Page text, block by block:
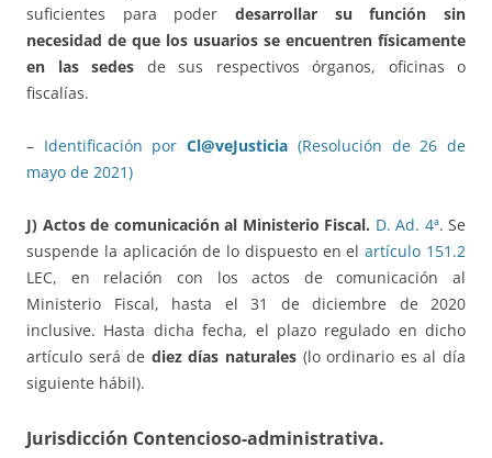
suficientes para poder desarrollar su función
sin
necesidad de que los usuarios se encuentren físicamente
en las sedes de sus respectivos órganos, oficinas o
fiscalías.
– Identificación porCl@veJusticia (Resolución de 26 de
mayo de 2021)
J) Actos de comunicación al Ministerio Fiscal. D. Ad. 4ª. Se
suspende la aplicación de lo dispuesto en elartículo 151.2
LEC, en relación con los actos de comunicación al
Ministerio Fiscal, hasta el 31 de diciembre de 2020
inclusive. Hasta dicha fecha, el plazo regulado en dicho
artículo será de diez días naturales (lo ordinario es al día
siguiente hábil).
Jurisdicción Contencioso-administrativa.